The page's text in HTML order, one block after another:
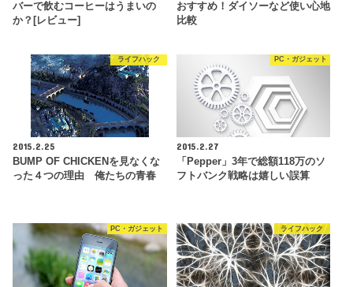
バーで飲むコーヒーはうまいの
か？[レビュー]
おすすめ！ダイソーなど使い心地
比較
ライフハック
2015.2.25
BUMP OF CHICKENを見なくな
った４つの理由 俺たちの青春
PC・ガジェット
2015.2.27
「Pepper」3年で総額118万のソ
フトバンク戦略は嬉しい誤算
PC・ガジェット ライフハック